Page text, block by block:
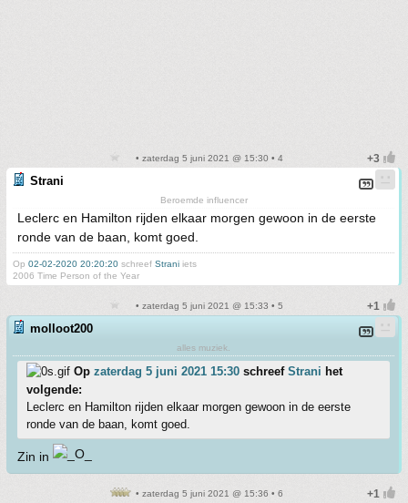
• zaterdag 5 juni 2021 @ 15:30 • 4
Strani
Beroemde influencer
Leclerc en Hamilton rijden elkaar morgen gewoon in de eerste
ronde van de baan, komt goed.
Op 02-02-2020 20:20:20 schreef Strani iets
2006 Time Person of the Year
• zaterdag 5 juni 2021 @ 15:33 • 5
molloot200
alles muziek.
Op zaterdag 5 juni 2021 15:30 schreef Strani het
volgende:
Leclerc en Hamilton rijden elkaar morgen gewoon in de eerste
ronde van de baan, komt goed.
Zin in
• zaterdag 5 juni 2021 @ 15:36 • 6